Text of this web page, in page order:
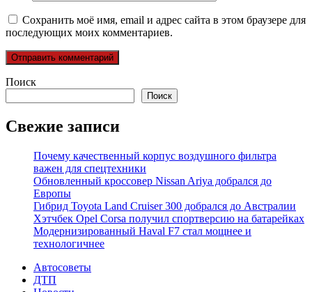
Сохранить моё имя, email и адрес сайта в этом браузере для
последующих моих комментариев.
Поиск
Поиск
Свежие записи
Почему качественный корпус воздушного фильтра
важен для спецтехники
Обновленный кроссовер Nissan Ariya добрался до
Европы
Гибрид Toyota Land Cruiser 300 добрался до Австралии
Хэтчбек Opel Corsa получил спортверсию на батарейках
Модернизированный Haval F7 стал мощнее и
технологичнее
Автосоветы
ДТП